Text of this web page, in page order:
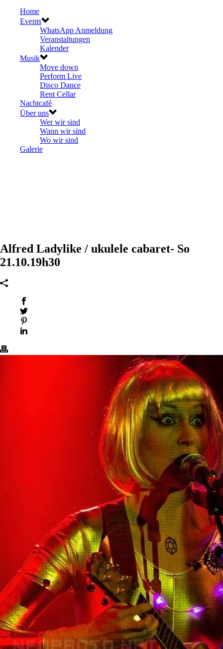
Home
Events
WhatsApp Anmeldung
Veranstaltungen
Kalender
Musik
Move down
Perform Live
Disco Dance
Rent Cellar
Nachtcafé
Über uns
Wer wir sind
Wann wir sind
Wo wir sind
Galerie
Alfred Ladylike / ukulele cabaret- So
21.10.19h30